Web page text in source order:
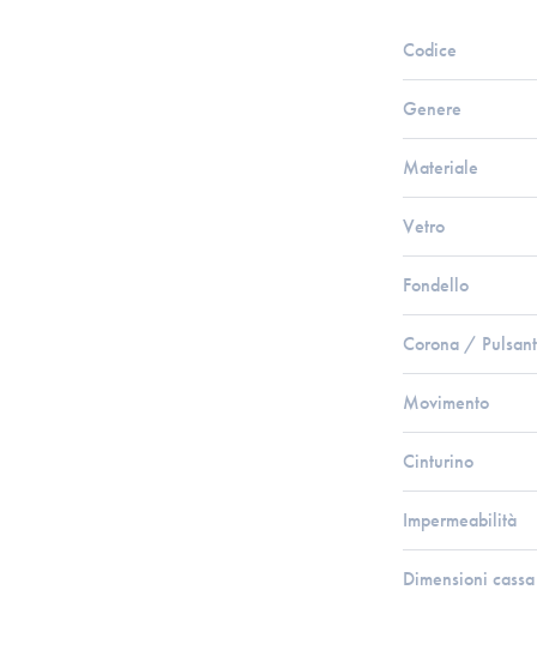
Codice
Genere
Materiale
Vetro
Fondello
Corona /
Movimento
Cinturino
Impermeabilità
Dimensioni cassa